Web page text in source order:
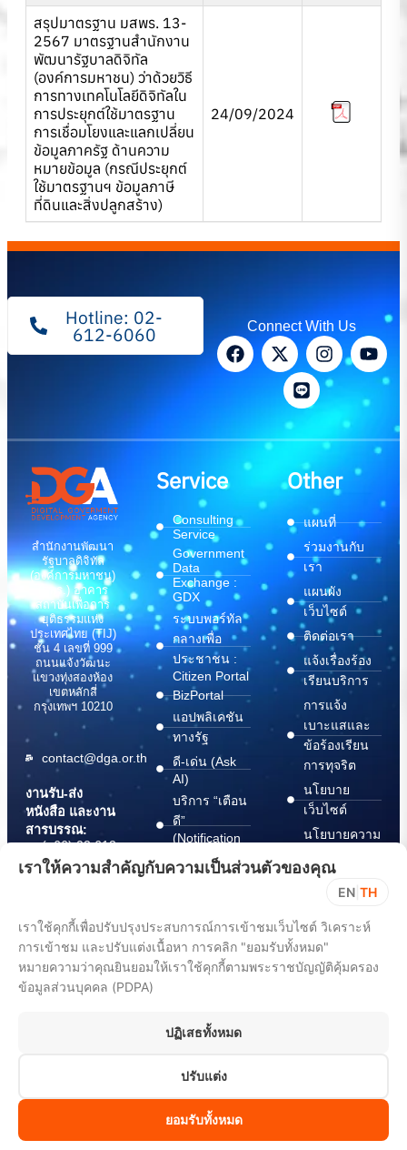
สรุปมาตรฐาน มสพร. 13-
2567 มาตรฐานสํานักงาน
พัฒนารัฐบาลดิจิทัล
(องค์การมหาชน) ว่าด้วยวิธี
การทางเทคโนโลยีดิจิทัลใน
การประยุกต์ใช้มาตรฐาน
การเชื่อมโยงและแลกเปลี่ยน
ข้อมูลภาครัฐ ด้านความ
หมายข้อมูล (กรณีประยุกต์
ใช้มาตรฐานฯ ข้อมูลภาษี
ที่ดินและสิ่งปลูกสร้าง)
24/09/2024
Hotline: 02-
612-6060 Connect With Us
สำนักงานพัฒนา
รัฐบาลดิจิทัล
(องค์การมหาชน)
(สพร.) อาคาร
สถาบันเพื่อการ
ยุติธรรมแห่ง
ประเทศไทย (TIJ)
ชั้น 4 เลขที่ 999
ถนนแจ้งวัฒนะ
แขวงทุ่งสองห้อง
เขตหลักสี่
กรุงเทพฯ 10210
contact@dga.or.th
งานรับ-ส่ง
หนังสือ และงาน
สารบรรณ:
(+66) 02 612
6000
saraban@dga.or.th
Center:
(+66) 02 612
Service
Consulting
Service
Government
Data
Exchange :
GDX
ระบบพอร์ทัล
กลางเพื่อ
ประชาชน :
Citizen Portal
BizPortal
แอปพลิเคชัน
ทางรัฐ
ดี-เด่น (Ask
AI)
บริการ “เตือน
ดี”
(Notification
บริการ
(Document
Wallet)
Other
แผนที่
ร่วมงานกับ
เรา
แผนผัง
เว็บไซต์
ติดต่อเรา
แจ้งเรื่องร้อง
เรียนบริการ
การแจ้ง
เบาะแสและ
ข้อร้องเรียน
การทุจริต
นโยบาย
เว็บไซต์
นโยบายความ
ปลอดภัย
สารสนเทศ
ChangeLog
All rights reserved 2025. Digital Government Development Agency
เราให้ความสำคัญกับความเป็นส่วนตัวของคุณ
EN TH
เราใช้คุกกี้เพื่อปรับปรุงประสบการณ์การเข้าชมเว็บไซต์ วิเคราะห์
การเข้าชม และปรับแต่งเนื้อหา การคลิก "ยอมรับทั้งหมด"
หมายความว่าคุณยินยอมให้เราใช้คุกกี้ตามพระราชบัญญัติคุ้มครอง
ข้อมูลส่วนบุคคล (PDPA)
ปฏิเสธทั้งหมด
ปรับแต่ง
ยอมรับทั้งหมด